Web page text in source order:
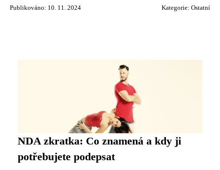
Publikováno: 10. 11. 2024 Kategorie: Ostatní
NDA zkratka: Co znamená a kdy ji
potřebujete podepsat